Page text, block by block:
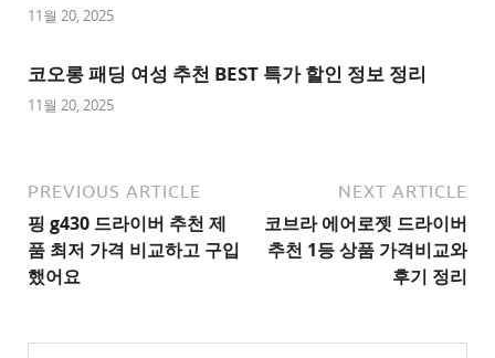
사
트
1
사
이
트
2
천
11월 20, 2025
코오롱 패딩 여성 추천 BEST 특가 할인 정보 정리
11월 20, 2025
PREVIOUS ARTICLE
핑 g430 드라이버 추천 제
품 최저 가격 비교하고 구입
했어요
NEXT ARTICLE
코브라 에어로젯 드라이버
추천 1등 상품 가격비교와
후기 정리